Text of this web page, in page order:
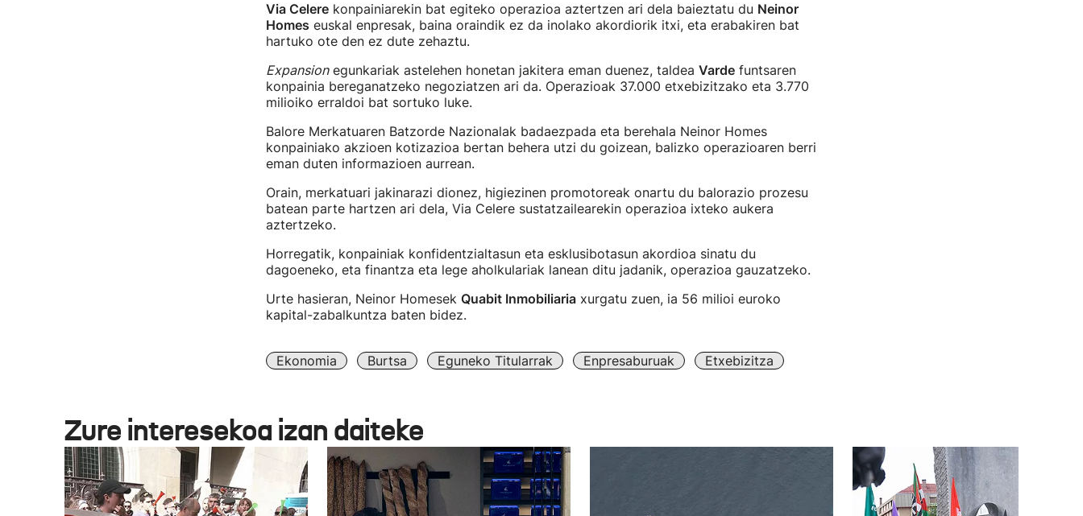
Via Celerekonpainiarekin bat egiteko operazioa aztertzen ari dela baieztatu du Neinor
Homes euskal enpresak, baina oraindik ez da inolako akordiorik itxi, eta erabakiren bat
hartuko ote den ez dute zehaztu.
Expansionegunkariak astelehen honetan jakitera eman duenez, taldea Vardefuntsaren
konpainia bereganatzeko negoziatzen ari da. Operazioak 37.000 etxebizitzako eta 3.770
milioiko erraldoi bat sortuko luke.
Balore Merkatuaren Batzorde Nazionalak badaezpada eta berehala Neinor Homes
konpainiako akzioen kotizazioa bertan behera utzi du goizean, balizko operazioaren berri
eman duten informazioen aurrean.
Orain, merkatuari jakinarazi dionez, higiezinen promotoreak onartu du balorazio prozesu
batean parte hartzen ari dela, Via Celere sustatzailearekin operazioa ixteko aukera
aztertzeko.
Horregatik, konpainiak konfidentzialtasun eta esklusibotasun akordioa sinatu du
dagoeneko, eta finantza eta lege aholkulariak lanean ditu jadanik, operazioa gauzatzeko.
Urte hasieran, Neinor Homesek Quabit Inmobiliariaxurgatu zuen, ia 56 milioi euroko
kapital-zabalkuntza baten bidez.
Ekonomia Burtsa Eguneko Titularrak Enpresaburuak Etxebizitza
Zure interesekoa izan daiteke